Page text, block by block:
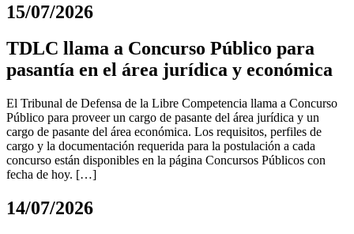
15/07/2026
TDLC llama a Concurso Público para
pasantía en el área jurídica y económica
El Tribunal de Defensa de la Libre Competencia llama a Concurso
Público para proveer un cargo de pasante del área jurídica y un
cargo de pasante del área económica. Los requisitos, perfiles de
cargo y la documentación requerida para la postulación a cada
concurso están disponibles en la página Concursos Públicos con
fecha de hoy. […]
14/07/2026